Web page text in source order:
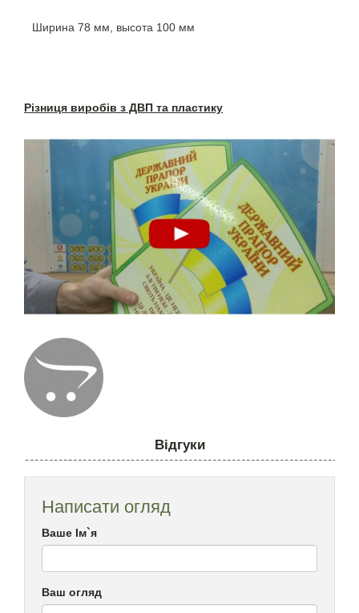
Ширина 78 мм, высота 100 мм
Різниця виробів з ДВП та пластику
Відгуки
Написати огляд
Ваше Ім`я
Ваш огляд